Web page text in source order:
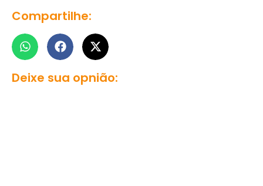
Compartilhe:
Deixe sua opnião: